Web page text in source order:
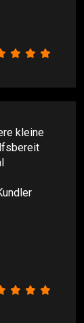
kleine